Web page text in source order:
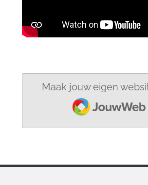
Maak jouw eigen
JouwWeb